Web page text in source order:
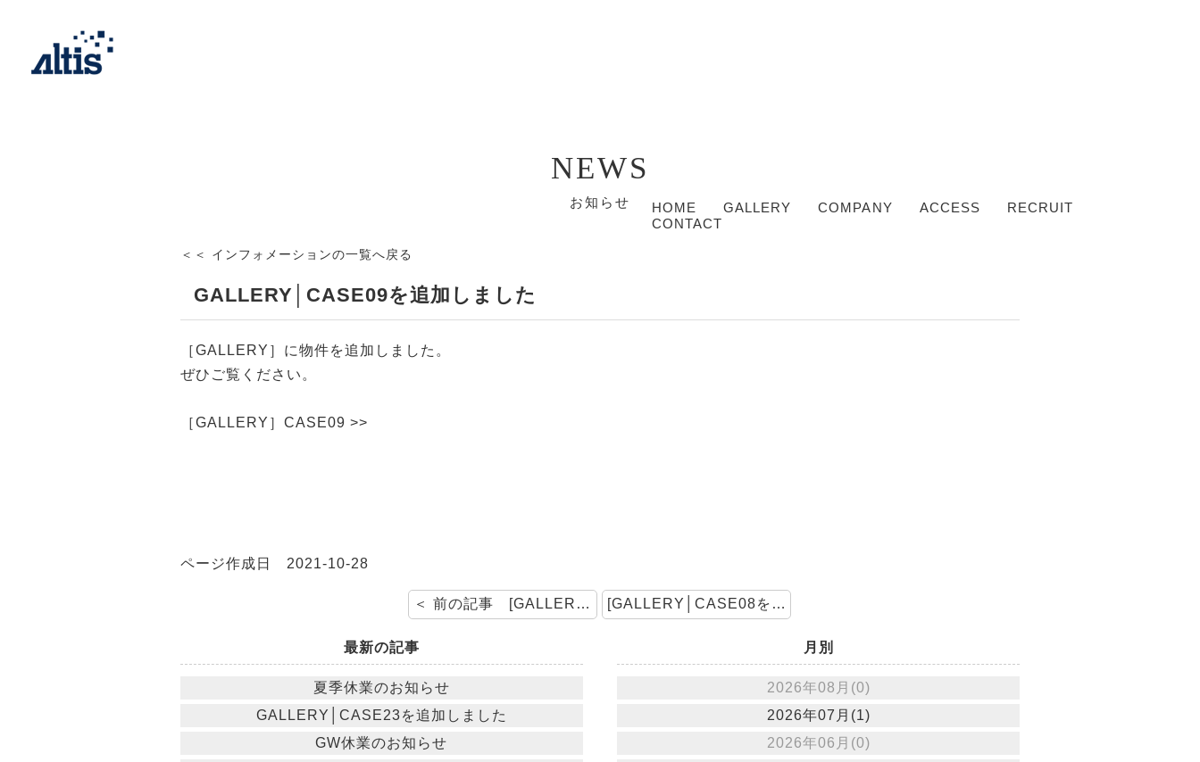
HOME GALLERY COMPANY ACCESS
RECRUIT
CONTACT
NEWS
お知らせ
＜＜ インフォメーションの一覧へ戻る
GALLERY│CASE09を追加しました
［GALLERY］に物件を追加しました。
ぜひご覧ください。
［GALLERY］CASE09 >>
ページ作成日 2021-10-28
＜ 前の記事 [GALLERY│CASE10,11を追加しました] [GALLERY│CASE08を追加しました] 次の記事 ＞
最新の記事
夏季休業のお知らせ
GALLERY│CASE23を追加しました
GW休業のお知らせ
月別
2026年08月(0)
2026年07月(1)
2026年06月(0)